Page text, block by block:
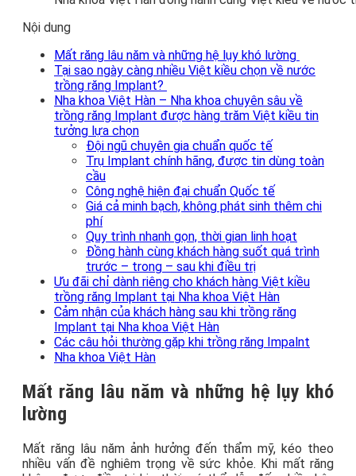
Nội dung
Mất răng lâu năm và những hệ lụy khó lường
Tại sao ngày càng nhiều Việt kiều chọn về nước
trồng răng Implant?
Nha khoa Việt Hàn – Nha khoa chuyên sâu về
trồng răng Implant được hàng trăm Việt kiều tin
tưởng lựa chọn
Đội ngũ chuyên gia chuẩn quốc tế
Trụ Implant chính hãng, được tin dùng toàn
cầu
Công nghệ hiện đại chuẩn Quốc tế
Giá cả minh bạch, không phát sinh thêm chi
phí
Quy trình nhanh gọn, thời gian linh hoạt
Đồng hành cùng khách hàng suốt quá trình
trước – trong – sau khi điều trị
Ưu đãi chỉ dành riêng cho khách hàng Việt kiều
trồng răng Implant tại Nha khoa Việt Hàn
Cảm nhận của khách hàng sau khi trồng răng
Implant tại Nha khoa Việt Hàn
Các câu hỏi thường gặp khi trồng răng Impalnt
Nha khoa Việt Hàn
Mất răng lâu năm và những hệ lụy khó
lường
Mất răng lâu năm ảnh hưởng đến thẩm mỹ, kéo theo
nhiều vấn đề nghiêm trọng về sức khỏe. Khi mất răng